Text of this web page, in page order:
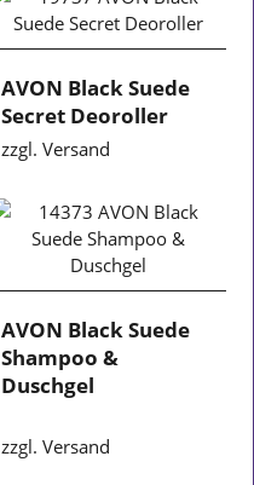
AVON Black Suede
Secret Deoroller
zzgl. Versand
AVON Black Suede
Shampoo &
Duschgel
zzgl. Versand